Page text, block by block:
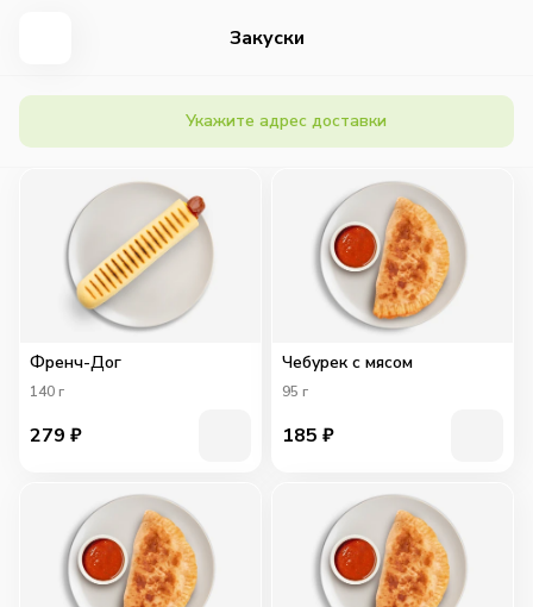
Закуски
Укажите адрес доставки
Френч-Дог
140г
279 ₽
Чебурек с мясом
95 г
185 ₽